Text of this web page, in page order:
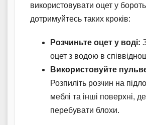
використовувати оцет у
дотримуйтесь таких кроків:
Розчиньте оцет у воді:
оцет з водою в
Використовуйте
Розпиліть розчин на
меблі та інші поверхні,
перебувати блохи.